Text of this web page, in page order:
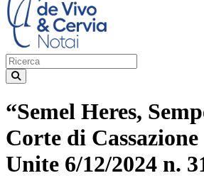
“Semel Heres,
Corte di
Unite 6/12/2024 n.